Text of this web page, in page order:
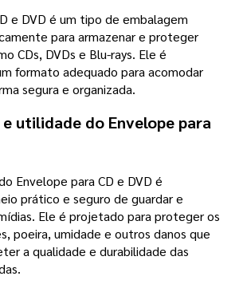
e DVD é um tipo de embalagem
para armazenar e proteger
CDs, DVDs e Blu-rays. Ele é
formato adequado para acomodar
segura e organizada.
utilidade do Envelope para
Envelope para CD e DVD é
prático e seguro de guardar e
Ele é projetado para proteger os
poeira, umidade e outros danos que
a qualidade e durabilidade das